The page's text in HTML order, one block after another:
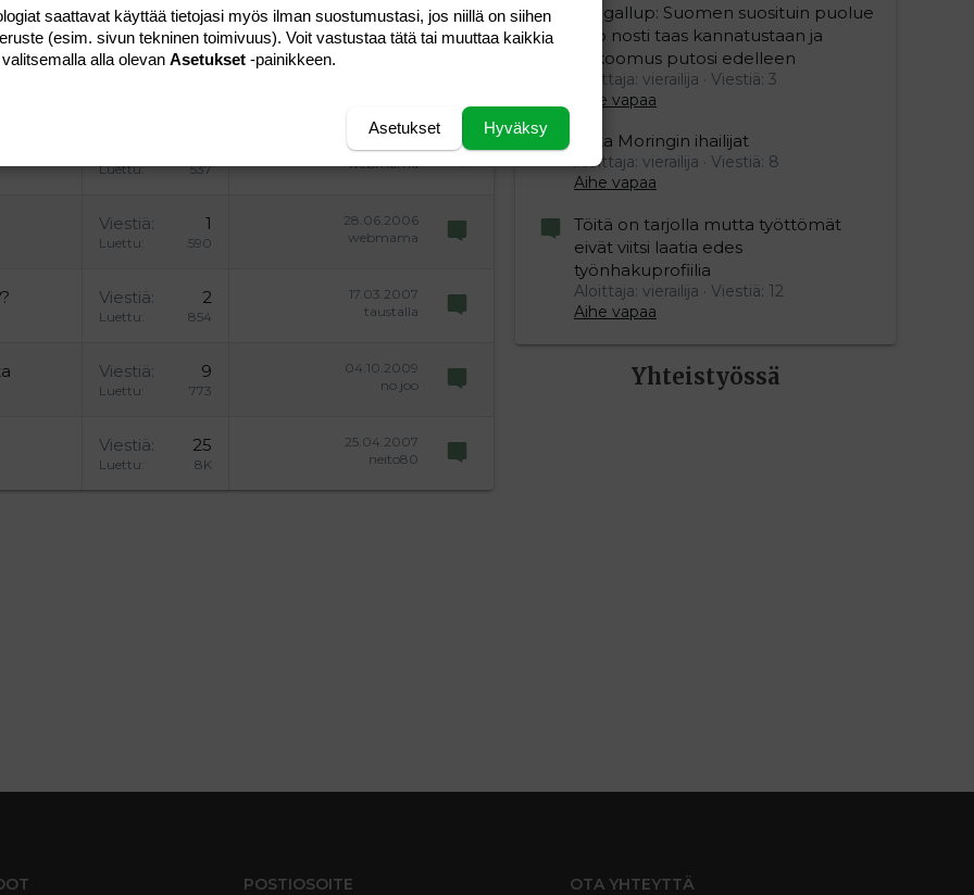
Lähetä vastaus
Luettu 537
22.02.2006
webmama
Viestiä 1
Luettu 590
28.06.2006
webmama
Viestiä 2
Luettu 854
17.03.2007
taustalla
Viestiä 9
Luettu 773
04.10.2009
no joo
Viestiä 25
Luettu 8K
25.04.2007
neito80
Yle gallup: Suomen suosituin puolue
Sdp nosti taas kannatustaan ja
kokoomus putosi edelleen
Aloittaja: vierailija
Viestiä: 3
Aihe vapaa
Mika Moringin ihailijat
Aloittaja: vierailija
Viestiä: 8
Aihe vapaa
Töitä on tarjolla mutta työttömät
eivät viitsi laatia edes
työnhakuprofiilia
Aloittaja: vierailija
Viestiä: 12
Aihe vapaa
Yhteistyössä
POSTIOSOITE OTA YHTEYTTÄ
saattavat käyttää tietojasi myös ilman suostumustasi, jos niillä on siihen
(esim. sivun tekninen toimivuus). Voit vastustaa tätä tai muuttaa kaikkia
alla olevan Asetukset -painikkeen.
Hyväksy
Asetukset